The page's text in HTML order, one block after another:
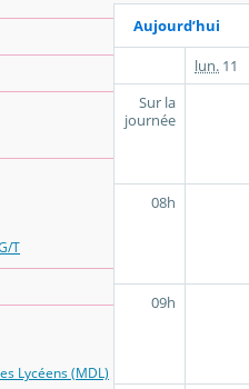
T
Lycéens (MDL)
Aujourd’hui
lun. 11
Sur la
journée
08h
09h